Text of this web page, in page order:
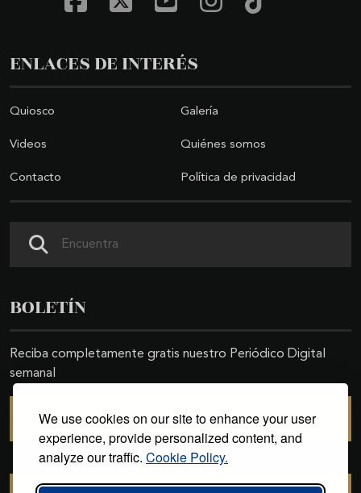
We use cookies on our site to enhance your user
experience, provide personalized content, and
analyze our traffic. Cookie Policy.
ENLACES DE INTERÉS
Quiosco Galería
Videos Quiénes somos
Contacto Política de privacidad
BOLETÍN
Reciba completamente gratis nuestro Periódico Digital
semanal
SUSCRIBIRSE